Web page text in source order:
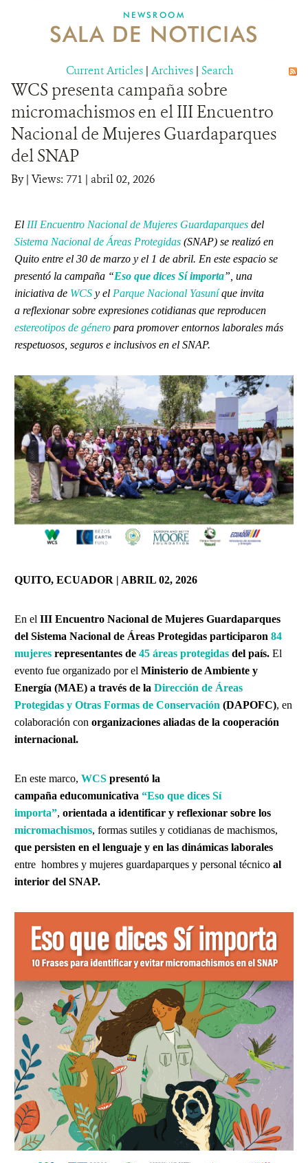
MECANISMO DE ATENCIÓN DE QUEJAS Y RECLAMOS
DONA
NEWSROOM
SALA DE NOTICIAS
Current Articles | Archives | Search
WCS presenta campaña sobre
micromachismos en el III Encuentro
Nacional de Mujeres Guardaparques
del SNAP
By| Views: 771 | abril 02, 2026
El III Encuentro Nacional de Mujeres Guardaparques del
Sistema Nacional de Áreas Protegidas (SNAP) se realizó en
Quito entre el 30 de marzo y el 1 de abril. En este espacio se
presentó la campaña “Eso que dices Sí importa”, una
iniciativa de WCS y el Parque Nacional Yasuníque invita
a reflexionar sobre expresiones cotidianas que reproducen
estereotipos de género para promover entornos laborales más
respetuosos, seguros e inclusivos en el SNAP.
QUITO, ECUADOR | ABRIL 02, 2026
En el III Encuentro Nacional de Mujeres Guardaparques
del Sistema Nacional de Áreas Protegidas participaron 84
mujeres representantes de 45 áreas protegidas del país. El
evento fue organizado por el Ministerio de Ambiente y
Energía (MAE) a través de la Dirección de Áreas
Protegidas y Otras Formas de Conservación (DAPOFC), en
colaboración con organizaciones aliadas de la cooperación
internacional.
En este marco, WCS presentó la
campaña educomunicativa “Eso que dices Sí
importa”, orientada a identificar y reflexionar sobre los
micromachismos, formas sutiles y cotidianas de machismos,
que persisten en el lenguaje y en las dinámicas laborales
entre hombres y mujeres guardaparques y personal técnico al
interior del SNAP.